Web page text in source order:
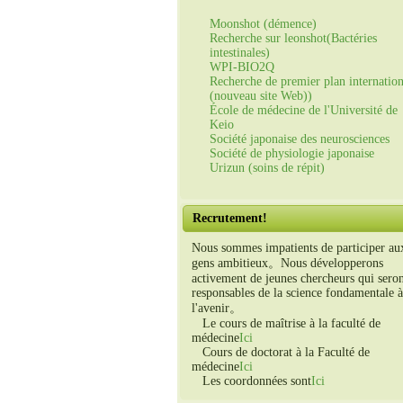
Moonshot (démence)
Recherche sur leonshot(Bactéries
intestinales)
WPI-BIO2Q
Recherche de premier plan
(nouveau site Web))
École de médecine de l'Université de
Keio
Société japonaise des neurosciences
Société de physiologie japonaise
Urizun (soins de répit)
Recrutement!
Nous sommes impatients de participer
gens ambitieux。Nous développerons
activement de jeunes chercheurs qui
responsables de la science fondamentale à
l'avenir。
Le cours de maîtrise à la faculté de
médecineIci
Cours de doctorat à la Faculté de
médecineIci
Les coordonnées sontIci